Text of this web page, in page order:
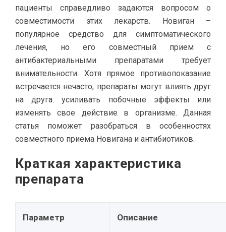
пациенты справедливо задаются вопросом о
совместимости этих лекарств. Новиган –
популярное средство для симптоматического
лечения, но его совместный прием с
антибактериальными препаратами требует
внимательности. Хотя прямое противопоказание
встречается нечасто, препараты могут влиять друг
на друга: усиливать побочные эффекты или
изменять свое действие в организме. Данная
статья поможет разобраться в особенностях
совместного приема Новигана и антибиотиков.
Краткая характеристика
препарата
Параметр Описание